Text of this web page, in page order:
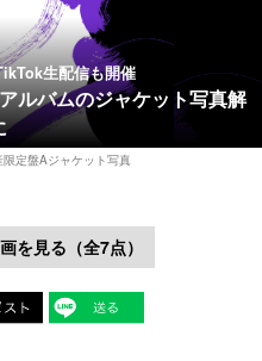
生配信も開催
ルバムのジャケット写真解
定盤Aジャケット写真
を見る（全7点）